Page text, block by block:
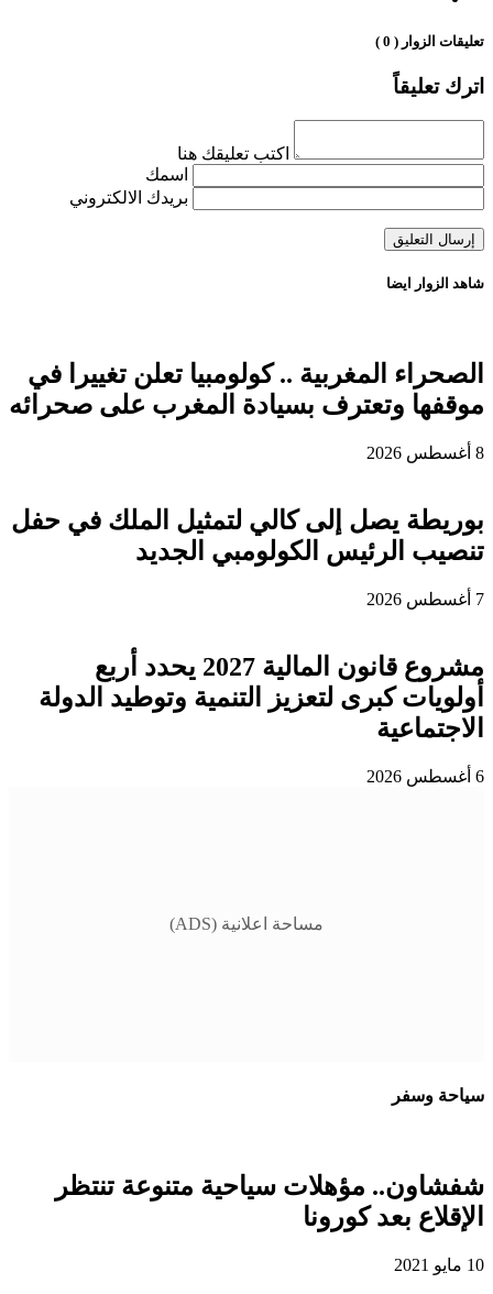
تعليقات الزوار ( 0 )
اترك تعليقاً
اكتب تعليقك هنا
اسمك
بريدك الالكتروني
شاهد الزوار ايضا
الصحراء المغربية .. كولومبيا تعلن تغييرا في
موقفها وتعترف بسيادة المغرب على صحرائه
8 أغسطس 2026
بوريطة يصل إلى كالي لتمثيل الملك في حفل
تنصيب الرئيس الكولومبي الجديد
7 أغسطس 2026
مشروع قانون المالية 2027 يحدد أربع
أولويات كبرى لتعزيز التنمية وتوطيد الدولة
الاجتماعية
6 أغسطس 2026
مساحة اعلانية (ADS)
سياحة وسفر
شفشاون.. مؤهلات سياحية متنوعة تنتظر
الإقلاع بعد كورونا
10 مايو 2021